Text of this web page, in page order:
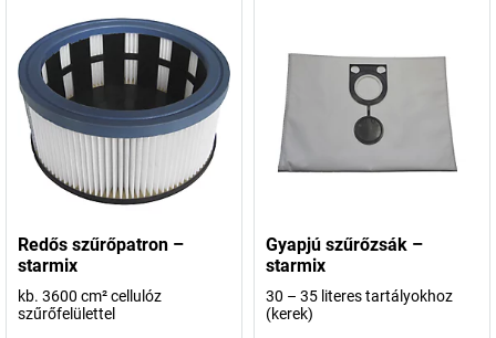
Redős szűrőpatron –
starmix
kb. 3600 cm² cellulóz
szűrőfelülettel
Gyapjú szűrőzsák –
starmix
30 – 35 literes tartályokhoz
(kerek)